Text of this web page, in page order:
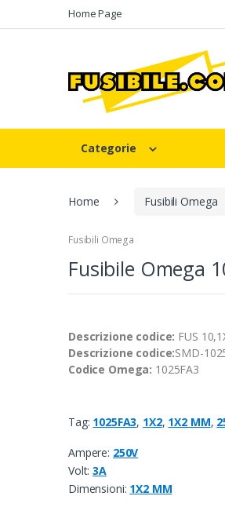
to
to
Home Page
Categorie
Home Fusibili Omega
Fusibili Omega
Fusibile Omega
Descrizione codice: FUS
Descrizione codice:SMD-
Codice Omega: 1025FA3
Tag: 1025FA3, 1X2, 1X2 MM,
Ampere: 250V
Volt:3A
Dimensioni: 1X2 MM